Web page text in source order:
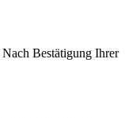
Nach Bestätigung Ihrer